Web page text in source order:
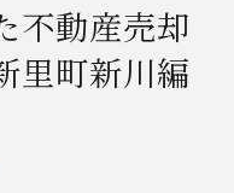
不動産売却
里町新川編